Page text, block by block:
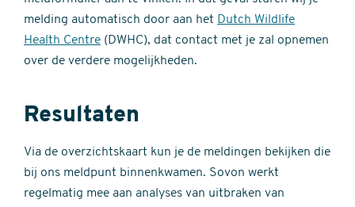
melding automatisch door aan het Dutch Wildlife
Health Centre (DWHC), dat contact met je zal opnemen
over de verdere mogelijkheden.
Resultaten
Via de overzichtskaart kun je de meldingen bekijken die
bij ons meldpunt binnenkwamen. Sovon werkt
regelmatig mee aan analyses van uitbraken van